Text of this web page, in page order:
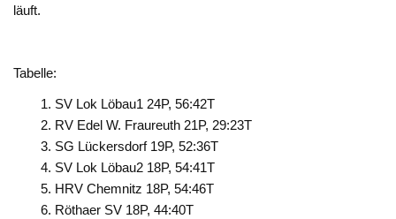
läuft.
Tabelle:
SV Lok Löbau1 24P, 56:42T
RV Edel W. Fraureuth 21P, 29:23T
SG Lückersdorf 19P, 52:36T
SV Lok Löbau2 18P, 54:41T
HRV Chemnitz 18P, 54:46T
Röthaer SV 18P, 44:40T